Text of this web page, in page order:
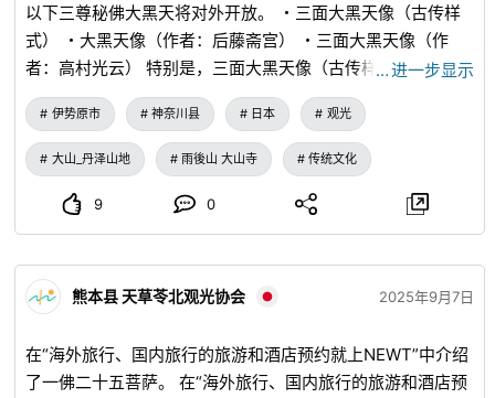
以下三尊秘佛大黑天将对外开放。 ・三面大黑天像（古传样
式） ・大黑天像（作者：后藤斋宫） ・三面大黑天像（作
者：高村光云） 特别是，三面大黑天像（古传样式）是首次
公开。 请务必借此机会前来参观。 特别开龛期间： 令和7年9
月28日（周日）～12月8日（周一） 时间：8：45～17：00
参观费：500日元 咨询处：大山寺 ℡:0463-95-2011
…进一步显示
伊势原市 神奈川县 日本 观光
大山_丹泽山地 雨後山 大山寺 传统文化
9 0
熊本县 天草苓北观光协会 2025年9月7日
在“海外旅行、国内旅行的旅游和酒店预约就上NEWT”中介绍
了一佛二十五菩萨。 在“海外旅行、国内旅行的旅游和酒店预